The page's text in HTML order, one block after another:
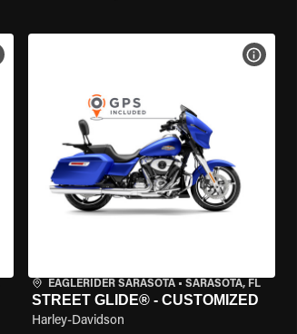
MOTORRAD-DETAILS ANZEIGEN
EAGLERIDER SARASOTA• SARASOTA, FL
STREET GLIDE® - CUSTOMIZED
Harley-Davidson